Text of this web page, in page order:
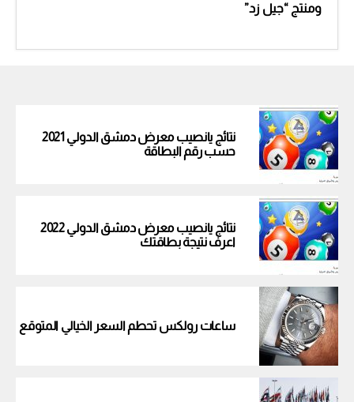
ومنتج “جيل زد”
نتائج يانصيب معرض دمشق الدولي 2021
حسب رقم البطاقة
نتائج يانصيب معرض دمشق الدولي 2022
اعرف نتيجة بطاقتك
ساعات رولكس تحطم السعر الخيالي المتوقع